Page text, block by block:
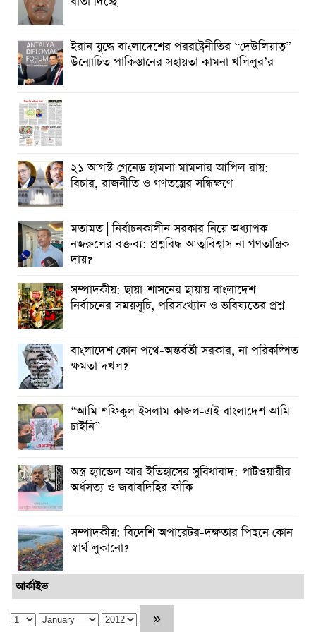
ইরান যুদ্ধে বাংলাদেশের পররাষ্ট্রনীতির “দেউলিয়াত্ব”
উন্মোচিত পাকিস্তানের সহায়তা কামনা খলিলুর’র
২১ আগস্ট গ্রেনেড হামলা মামলার আপিল রায়:
বিচার, রাজনীতি ও গণতন্ত্রের সন্ধিক্ষণে
মতামত | নির্বাচনকালীন সরকার নিয়ে অধ্যাপক
নজরুলের বক্তব্য: প্রশ্নবিদ্ধ আত্মবিশ্বাস না গণতান্ত্রিক
দায়?
সম্পাদকীয়: ছায়া-শাসনের ছায়ায় বাংলাদেশ-
নির্বাচনের সময়সূচি, পরিসংখ্যান ও ভবিষ্যতের প্রশ্ন
বাংলাদেশ কোন পথে-অন্তর্বর্তী সরকার, না পরিকল্পিত
ক্ষমতা দখল?
“আমি শফিকুল ইসলাম কাজল-এই বাংলাদেশ আমি
চাইনি”
অস্ত্র হ্যান্ডেল আর ইতিহাসের সুবিধাবাদ: পাটওয়ারীর
অর্ধসত্য ও জবাবদিহির ফাঁকি
সম্পাদকীয়: বিদেশি অপারেটর-দক্ষতার পিছনে কোন
স্বার্থ লুকানো?
আর্কাইভ